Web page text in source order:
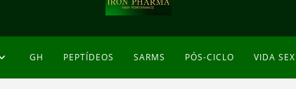
GH PEPTÍDEOS SARMS PÓS-CICLO VIDA